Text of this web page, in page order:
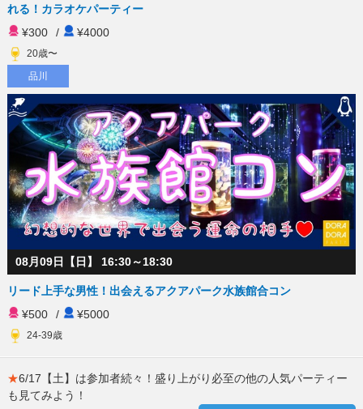
れる！カラオケパーティー
¥300
/ ¥4000
20歳〜
品川
08月09日【日】 16:30～18:30
リード上手な男性！出会えるアクアパーク水族館合コン
¥500
/ ¥5000
24-39歳
★6/17【土】は参加者続々！盛り上がり必至の他の人気パーティー
も見てみよう！